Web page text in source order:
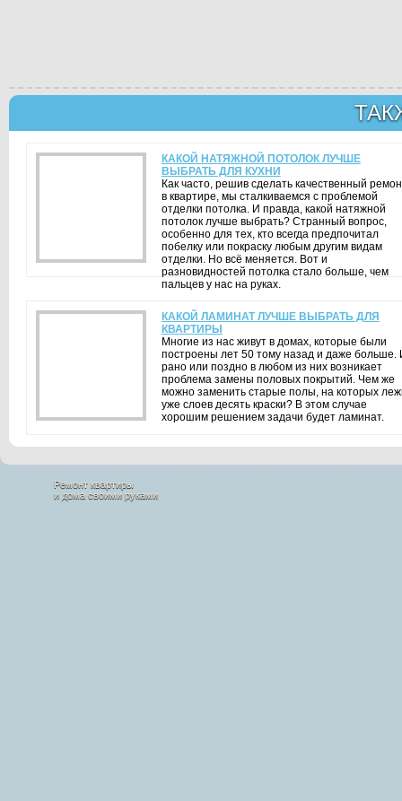
КАКОЙ НАТЯЖНОЙ ПОТОЛОК ЛУЧШЕ
ВЫБРАТЬ ДЛЯ КУХНИ
Как часто, решив сделать качественный
в квартире, мы сталкиваемся с проблемой
отделки потолка. И правда, какой натяжной
потолок лучше выбрать? Странный вопрос,
особенно для тех, кто всегда предпочитал
побелку или покраску любым другим видам
отделки. Но всё меняется. Вот и
разновидностей потолка стало больше, чем
пальцев у нас на руках.
КАКОЙ ЛАМИНАТ ЛУЧШЕ ВЫБРАТЬ ДЛЯ
КВАРТИРЫ
Многие из нас живут в домах, которые были
построены лет 50 тому назад и даже больше.
рано или поздно в любом из них возникает
проблема замены половых покрытий. Чем же
можно заменить старые полы, на которых
уже слоев десять краски? В этом случае
хорошим решением задачи будет ламинат.
Ремонт квартиры
и дома своими руками